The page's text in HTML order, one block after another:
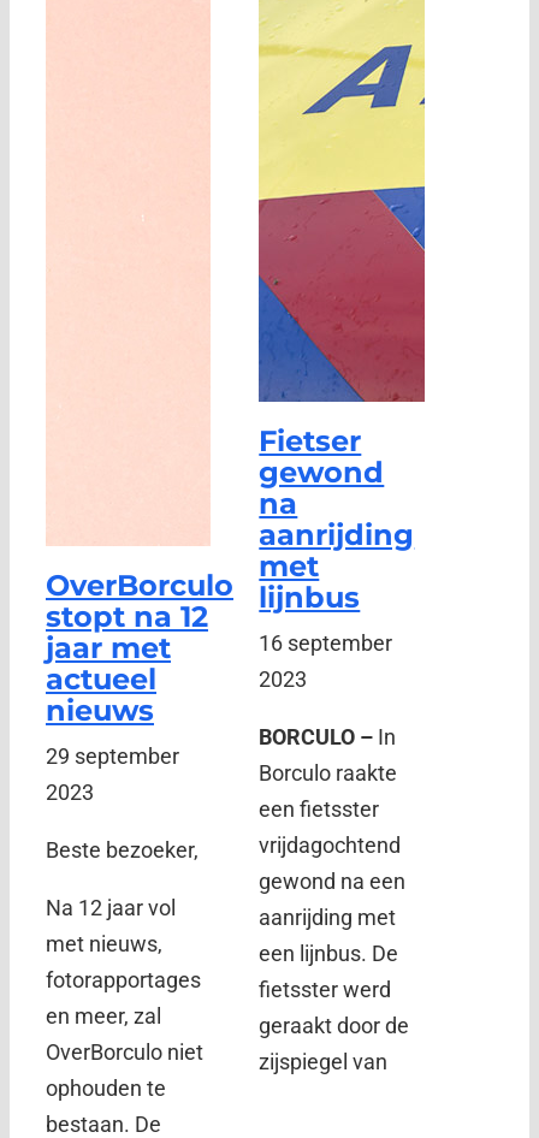
OverBorculo
stopt na 12
jaar met
actueel
nieuws
29 september
2023
Beste bezoeker,
Na 12 jaar vol
met nieuws,
fotorapportages
en meer, zal
OverBorculo niet
ophouden te
bestaan. De
Fietser
gewond
na
aanrijding
met
lijnbus
16 september
2023
BORCULO – In
Borculo raakte
een fietsster
vrijdagochtend
gewond na een
aanrijding met
een lijnbus. De
fietsster werd
geraakt door de
zijspiegel van